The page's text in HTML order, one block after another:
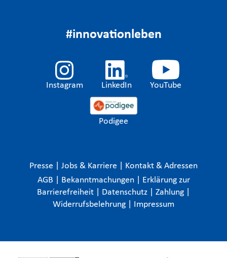
#innovationleben
Instagram LinkedIn YouTube
Podigee
Presse Jobs & Karriere
Kontakt & Adressen
AGB
Bekanntmachungen
Erklärung zur
Barrierefreiheit
Datenschutz Zahlung
Widerrufsbelehrung
Impressum